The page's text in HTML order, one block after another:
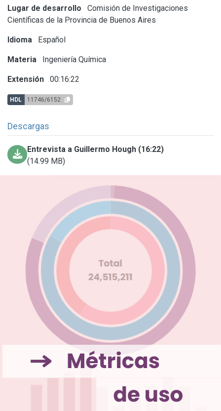
Lugar de desarrollo
Comisión de Investigaciones
Científicas de la Provincia de Buenos Aires
Idioma Español
Materia Ingeniería Química
Extensión 00:16:22
HDL 11746/6152
Descargas
Entrevista a Guillermo Hough (16:22)
(14.99 MB)